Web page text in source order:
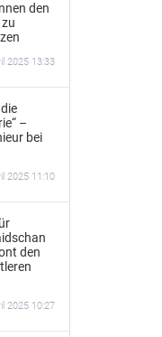
den
2025 13:33
–
bei
2025 11:10
den
2025 10:27